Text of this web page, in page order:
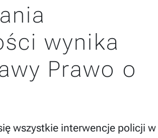
wynika
Prawo o
wszystkie interwencje policji w